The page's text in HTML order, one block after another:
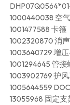
1000440038 空
1001477588 卡箍
1002320870 消
1003640729 增
1001294645 管接
1003902769 护
1005644559 DOC
13055968 固定支